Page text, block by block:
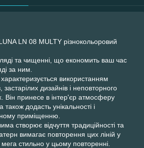
LN 08 MULTY різнокольоровий
та чищенні, що економить ваш час
за ним.
використанням
застарілих дизайнів і неповторного
принесе в інтер'єр атмосферу
також додасть унікальності і
приміщенню.
створює відчуття традиційності та
вимагає повторення цих ліній у
мега стильно у цьому повторенні.